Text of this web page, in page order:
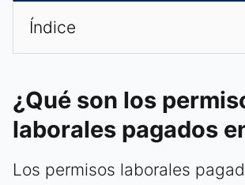
Índice
¿Qué son los
laborales pagados
Los permisos laborales